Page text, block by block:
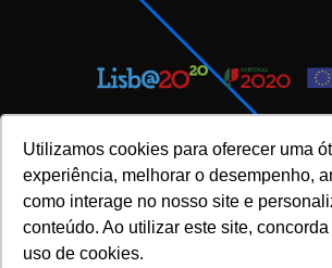
Utilizamos cookies para oferecer uma
experiência, melhorar o desempenho,
como interage no nosso site e
conteúdo. Ao utilizar este site,
uso de cookies.